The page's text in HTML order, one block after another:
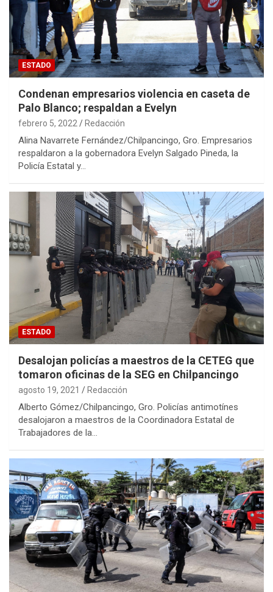
ESTADO
Condenan empresarios violencia en caseta de
Palo Blanco; respaldan a Evelyn
febrero 5, 2022 Redacción
Alina Navarrete Fernández/Chilpancingo, Gro. Empresarios
respaldaron a la gobernadora Evelyn Salgado Pineda, la
Policía Estatal y…
ESTADO
Desalojan policías a maestros de la CETEG que
tomaron oficinas de la SEG en Chilpancingo
agosto 19, 2021 Redacción
Alberto Gómez/Chilpancingo, Gro. Policías antimotínes
desalojaron a maestros de la Coordinadora Estatal de
Trabajadores de la…